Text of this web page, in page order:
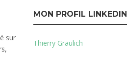
sur
MON PROFIL LINKEDIN
Thierry Graulich